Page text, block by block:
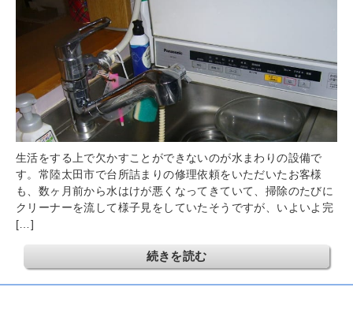
生活をする上で欠かすことができないのが水まわりの設備で
す。常陸太田市で台所詰まりの修理依頼をいただいたお客様
も、数ヶ月前から水はけが悪くなってきていて、掃除のたびに
クリーナーを流して様子見をしていたそうですが、いよいよ完
[…]
続きを読む